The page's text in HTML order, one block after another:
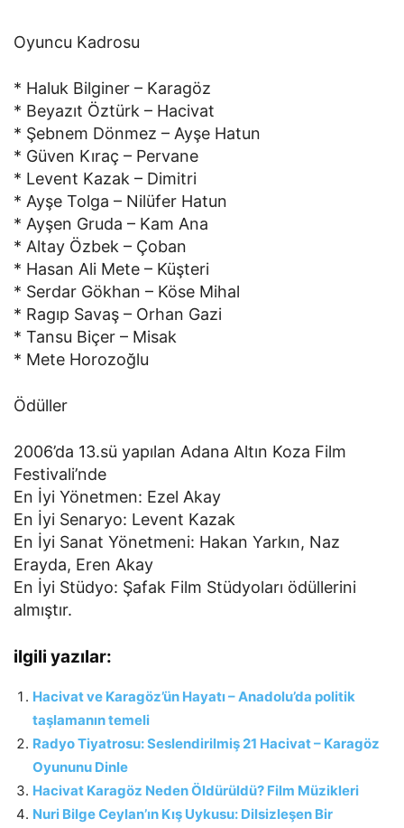
Oyuncu Kadrosu
* Haluk Bilginer – Karagöz
* Beyazıt Öztürk – Hacivat
* Şebnem Dönmez – Ayşe Hatun
* Güven Kıraç – Pervane
* Levent Kazak – Dimitri
* Ayşe Tolga – Nilüfer Hatun
* Ayşen Gruda – Kam Ana
* Altay Özbek – Çoban
* Hasan Ali Mete – Küşteri
* Serdar Gökhan – Köse Mihal
* Ragıp Savaş – Orhan Gazi
* Tansu Biçer – Misak
* Mete Horozoğlu
Ödüller
2006’da 13.sü yapılan Adana Altın Koza Film
Festivali’nde
En İyi Yönetmen: Ezel Akay
En İyi Senaryo: Levent Kazak
En İyi Sanat Yönetmeni: Hakan Yarkın, Naz
Erayda, Eren Akay
En İyi Stüdyo: Şafak Film Stüdyoları ödüllerini
almıştır.
ilgili yazılar:
Hacivat ve Karagöz’ün Hayatı – Anadolu’da politik
taşlamanın temeli
Radyo Tiyatrosu: Seslendirilmiş 21 Hacivat – Karagöz
Oyununu Dinle
Hacivat Karagöz Neden Öldürüldü? Film Müzikleri
Nuri Bilge Ceylan’ın Kış Uykusu: Dilsizleşen Bir